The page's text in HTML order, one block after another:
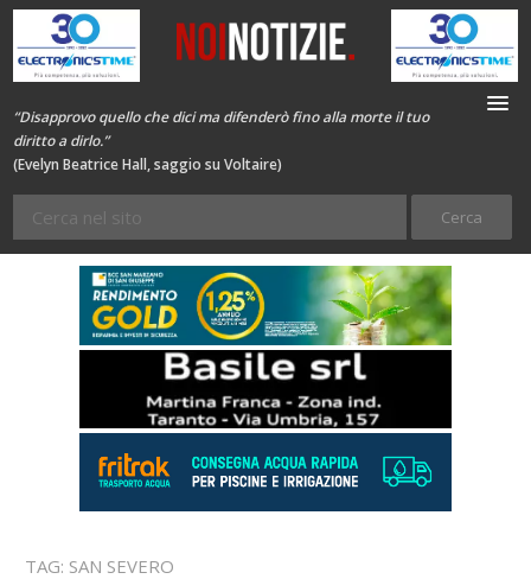
“Disapprovo quello che dici ma difenderò fino alla morte il tuo
diritto a dirlo.”
(Evelyn Beatrice Hall, saggio su Voltaire)
TAG: SAN SEVERO